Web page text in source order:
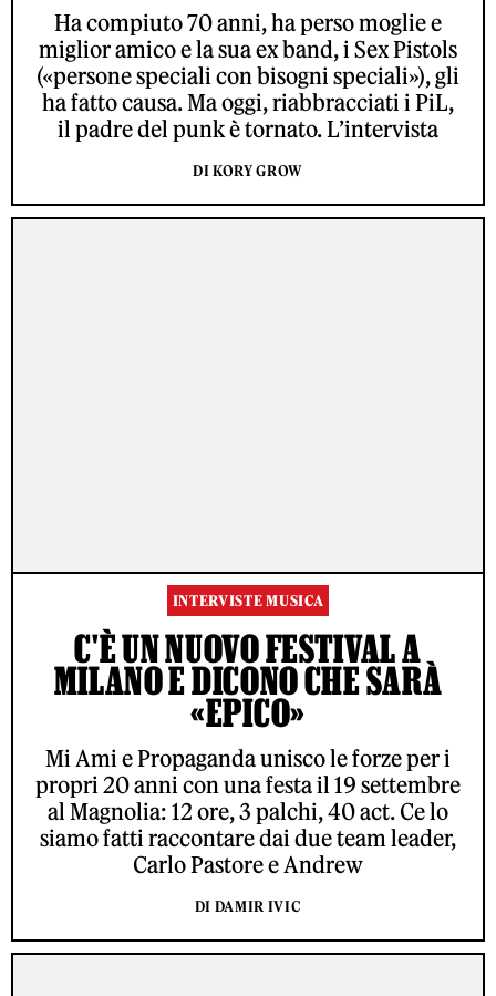
Ha compiuto 70 anni, ha perso moglie e
miglior amico e la sua ex band, i Sex Pistols
(«persone speciali con bisogni speciali»), gli
ha fatto causa. Ma oggi, riabbracciati i PiL,
il padre del punk è tornato. L’intervista
DI KORY GROW
INTERVISTE MUSICA
C'È UN NUOVO FESTIVAL A
MILANO E DICONO CHE SARÀ
«EPICO»
Mi Ami e Propaganda unisco le forze per i
propri 20 anni con una festa il 19 settembre
al Magnolia: 12 ore, 3 palchi, 40 act. Ce lo
siamo fatti raccontare dai due team leader,
Carlo Pastore e Andrew
DI DAMIR IVIC